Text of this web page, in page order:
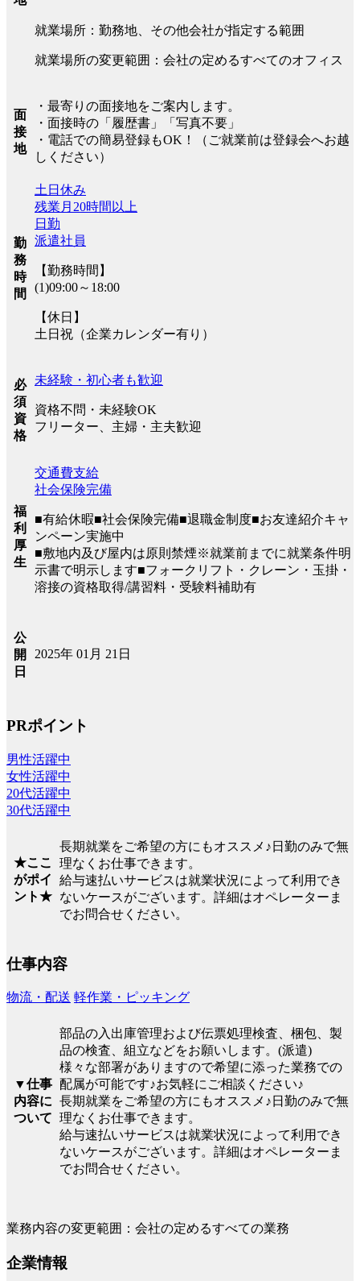
就業場所：勤務地、その他会社が指定する範囲
就業場所の変更範囲：会社の定めるすべてのオフィス
面
接
地
・最寄りの面接地をご案内します。
・面接時の「履歴書」「写真不要」
・電話での簡易登録もOK！（ご就業前は登録会へお越
しください）
勤
務
時
間
土日休み
残業月20時間以上
日勤
派遣社員
【勤務時間】
(1)09:00～18:00
【休日】
土日祝（企業カレンダー有り）
必
須
資
格
未経験・初心者も歓迎
資格不問・未経験OK
フリーター、主婦・主夫歓迎
福
利
厚
生
交通費支給
社会保険完備
■有給休暇■社会保険完備■退職金制度■お友達紹介キャ
ンペーン実施中
■敷地内及び屋内は原則禁煙※就業前までに就業条件明
示書で明示します■フォークリフト・クレーン・玉掛・
溶接の資格取得/講習料・受験料補助有
公
開
日
2025年 01月 21日
PRポイント
男性活躍中
女性活躍中
20代活躍中
30代活躍中
★ここ
がポイ
ント★
長期就業をご希望の方にもオススメ♪日勤のみで無
理なくお仕事できます。
給与速払いサービスは就業状況によって利用でき
ないケースがございます。詳細はオペレーターま
でお問合せください。
仕事内容
物流・配送 軽作業・ピッキング
▼仕事
内容に
ついて
部品の入出庫管理および伝票処理検査、梱包、製
品の検査、組立などをお願いします。(派遣)
様々な部署がありますので希望に添った業務での
配属が可能です♪お気軽にご相談ください♪
長期就業をご希望の方にもオススメ♪日勤のみで無
理なくお仕事できます。
給与速払いサービスは就業状況によって利用でき
ないケースがございます。詳細はオペレーターま
でお問合せください。
業務内容の変更範囲：会社の定めるすべての業務
企業情報